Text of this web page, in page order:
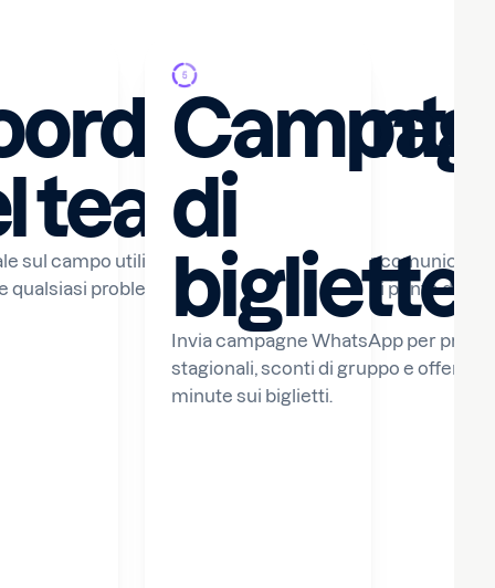
team
sul campo utilizza l'app mobile Trengo per comunicare
qualsiasi problema dei visitatori da qualsiasi punto del
di
Invia campagne WhatsApp per
stagionali, sconti di gruppo e offerte
minute sui biglietti.